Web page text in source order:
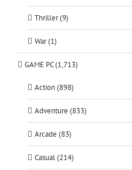
Thriller (9)
War (1)
GAME PC (1,713)
Action (898)
Adventure (833)
Arcade (83)
Casual (214)